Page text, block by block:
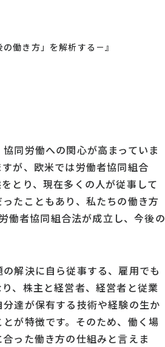
働き方」を解析する－』
同労働への関心が高まっていま
が、欧米では労働者協同組合
とり、現在多くの人が従事して
たこともあり、私たちの働き方
働者協同組合法が成立し、今後の
解決に自ら従事する、雇用でも
、株主と経営者、経営者と従業
達が保有する技術や経験の生か
が特徴です。そのため、働く場
った働き方の仕組みと言えま